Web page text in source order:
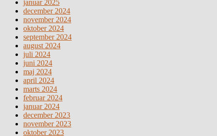
januar 2025
december 2024
november 2024
oktober 2024
september 2024
august 2024
juli 2024
juni 2024
maj 2024
april 2024
marts 2024
februar 2024
januar 2024
december 2023
november 2023
oktober 2023